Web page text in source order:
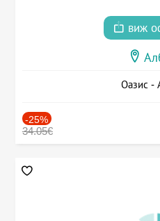
виж
Оазис -
-25%
34.05€